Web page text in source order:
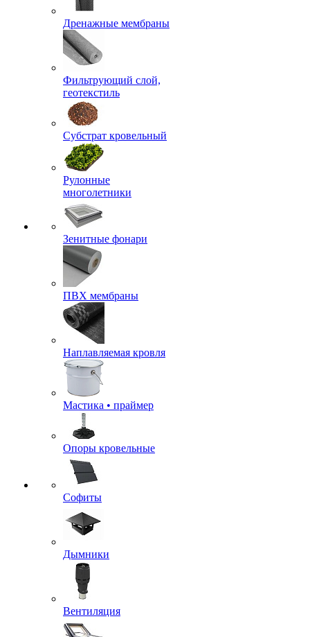
Дренажные мембраны
Фильтрующий слой,
геотекстиль
Субстрат кровельный
Рулонные
многолетники
Зенитные фонари
ПВХ мембраны
Наплавляемая кровля
Мастика • праймер
Опоры кровельные
Софиты
Дымники
Вентиляция